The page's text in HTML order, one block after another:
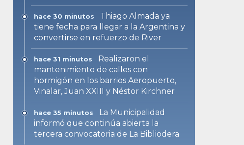
hace 30 minutos
Thiago Almada ya
tiene fecha para llegar a la Argentina y
convertirse en refuerzo de River
hace 31 minutos
Realizaron el
mantenimiento de calles con
hormigón en los barrios Aeropuerto,
Vinalar, Juan XXIII y Néstor Kirchner
hace 35 minutos
La Municipalidad
informó que continúa abierta la
tercera convocatoria de La Bibliodera